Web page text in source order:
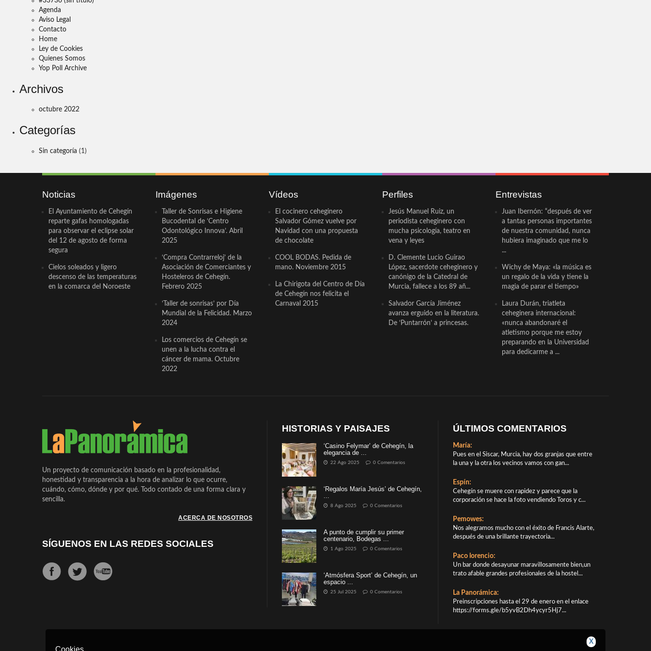
Agenda
Aviso Legal
Contacto
Home
Ley de Cookies
Quienes Somos
Yop Poll Archive
Archivos
octubre 2022
Categorías
Sin categoría (1)
Noticias
El Ayuntamiento de Cehegín
reparte gafas homologadas
para observar el eclipse solar
del 12 de agosto de forma
segura
Cielos soleados y ligero
descenso de las temperaturas
en la comarca del Noroeste
Imágenes
Taller de Sonrisas e Higiene
Bucodental de ‘Centro
Odontológico Innova’. Abril
2025
‘Compra Contrarreloj’ de la
Asociación de Comerciantes y
Hosteleros de Cehegín.
Febrero 2025
‘Taller de sonrisas’ por Día
Mundial de la Felicidad. Marzo
2024
Los comercios de Cehegín se
unen a la lucha contra el
cáncer de mama. Octubre
2022
Vídeos
El cocinero ceheginero
Salvador Gómez vuelve por
Navidad con una propuesta
de chocolate
COOL BODAS. Pedida de
mano. Noviembre 2015
La Chirigota del Centro de Día
de Cehegín nos felicita el
Carnaval 2015
Perfiles
Jesús Manuel Ruiz, un
periodista ceheginero con
mucha psicología, teatro en
vena y leyes
D. Clemente Lucio Guirao
López, sacerdote ceheginero y
canónigo de la Catedral de
Murcia, fallece a los 89 añ...
Salvador García Jiménez
avanza erguido en la literatura.
De ‘Puntarrón’ a princesas.
Entrevistas
Juan Ibernón: “después de ver
a tantas personas importantes
de nuestra comunidad, nunca
hubiera imaginado que me lo
...
Wichy de Maya: «la música es
un regalo de la vida y tiene la
magia de parar el tiempo»
Laura Durán, triatleta
ceheginera internacional:
«nunca abandonaré el
atletismo porque me estoy
preparando en la Universidad
para dedicarme a ...
Un proyecto de comunicación basado en la profesionalidad,
honestidad y transparencia a la hora de analizar lo que ocurre,
cuándo, cómo, dónde y por qué. Todo contado de una forma clara y
sencilla.
ACERCA DE NOSOTROS
SÍGUENOS EN LAS REDES SOCIALES
HISTORIAS Y PAISAJES
‘Casino Felymar’ de Cehegín, la
elegancia de ...
22 Ago 2025 0 Comentarios
‘Regalos María Jesús’ de Cehegín,
...
8 Ago 2025 0 Comentarios
A punto de cumplir su primer
centenario, Bodegas ...
1 Ago 2025 0 Comentarios
‘Atmósfera Sport’ de Cehegín, un
espacio ...
25 Jul 2025 0 Comentarios
ÚLTIMOS COMENTARIOS
María:
Pues en el Siscar, Murcia, hay dos granjas que entre
la una y la otra los vecinos vamos con gan...
Espín:
Cehegín se muere con rapidez y parece que la
corporación se hace la foto vendiendo Toros y c...
Pemowes:
Nos alegramos mucho con el éxito de Francis Alarte,
después de una brillante trayectoria...
Paco lorencio:
Un bar donde desayunar maravillosamente bien,un
trato afable grandes profesionales de la hostel...
La Panorámica:
Preinscripciones hasta el 29 de enero en el enlace
https://forms.gle/b5yvB2Dh4ycyr5Hj7...
X
Cookies